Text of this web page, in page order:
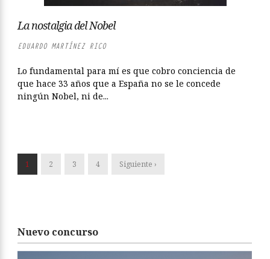
La nostalgia del Nobel
EDUARDO MARTÍNEZ RICO
Lo fundamental para mí es que cobro conciencia de
que hace 33 años que a España no se le concede
ningún Nobel, ni de...
1 2 3 4 Siguiente ›
Nuevo concurso